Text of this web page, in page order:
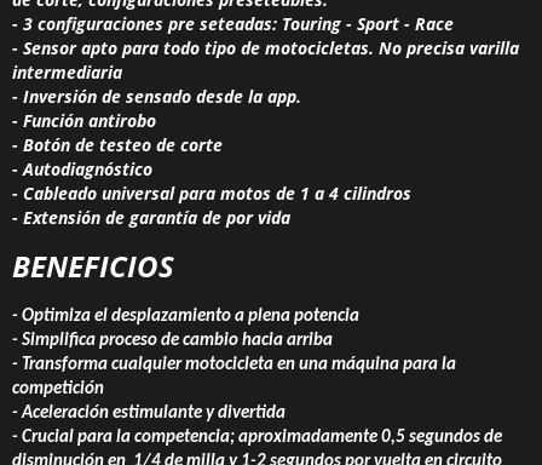
- 3 configuraciones pre seteadas: Touring - Sport - Race
- Sensor apto para todo tipo de motocicletas. No precisa varilla
intermediaria
- Inversión de sensado desde la app.
- Función antirobo
- Botón de testeo de corte
- Autodiagnóstico
- Cableado universal para motos de 1 a 4 cilindros
- Extensión de garantía de por vida
BENEFICIOS
- Optimiza el desplazamiento a plena potencia
- Simplifica proceso de cambio hacia arriba
- Transforma cualquier motocicleta en una máquina para la
competición
- Aceleración estimulante y divertida
- Crucial para la competencia; aproximadamente 0,5 segundos de